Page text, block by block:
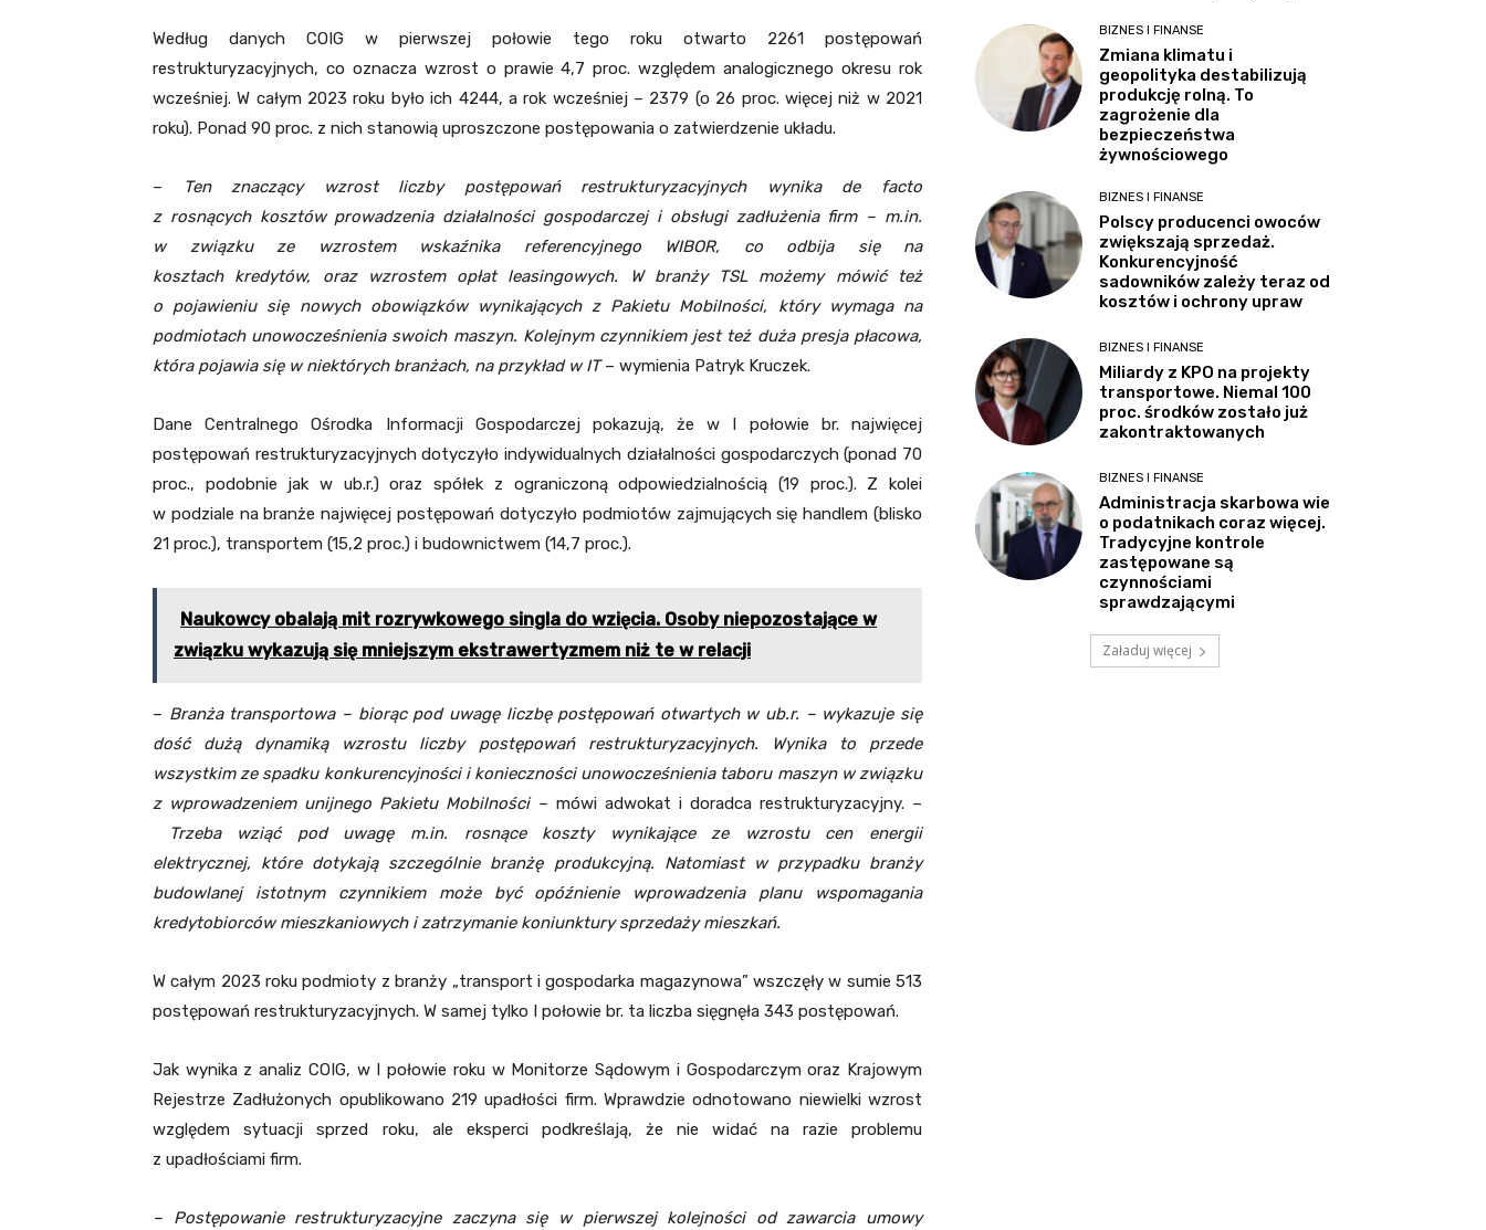
Według danych COIG w pierwszej połowie tego roku otwarto 2261 postępowań
restrukturyzacyjnych, co oznacza wzrost o prawie 4,7 proc. względem analogicznego okresu rok
wcześniej. W całym 2023 roku było ich 4244, a rok wcześniej – 2379 (o 26 proc. więcej niż w 2021
roku). Ponad 90 proc. z nich stanowią uproszczone postępowania o zatwierdzenie układu.
– Ten znaczący wzrost liczby postępowań restrukturyzacyjnych wynika de facto
z rosnących kosztów prowadzenia działalności gospodarczej i obsługi zadłużenia firm – m.in.
w związku ze wzrostem wskaźnika referencyjnego WIBOR, co odbija się na
kosztach kredytów, oraz wzrostem opłat leasingowych. W branży TSL możemy mówić też
o pojawieniu się nowych obowiązków wynikających z Pakietu Mobilności, który wymaga na
podmiotach unowocześnienia swoich maszyn. Kolejnym czynnikiem jest też duża presja płacowa,
która pojawia się w niektórych branżach, na przykład w IT– wymienia Patryk Kruczek.
Dane Centralnego Ośrodka Informacji Gospodarczej pokazują, że w I połowie br. najwięcej
postępowań restrukturyzacyjnych dotyczyło indywidualnych działalności gospodarczych (ponad 70
proc., podobnie jak w ub.r.) oraz spółek z ograniczoną odpowiedzialnością (19 proc.). Z kolei
w podziale na branże najwięcej postępowań dotyczyło podmiotów zajmujących się handlem (blisko
21 proc.), transportem (15,2 proc.) i budownictwem (14,7 proc.).
Naukowcy obalają mit rozrywkowego singla do wzięcia. Osoby niepozostające w
związku wykazują się mniejszym ekstrawertyzmem niż te w relacji
– Branża transportowa – biorąc pod uwagę liczbę postępowań otwartych w ub.r. – wykazuje się
dość dużą dynamiką wzrostu liczby postępowań restrukturyzacyjnych. Wynika to przede
wszystkim ze spadku konkurencyjności i konieczności unowocześnienia taboru maszyn w związku
z wprowadzeniem unijnego Pakietu Mobilności – mówi adwokat i doradca restrukturyzacyjny. –
Trzeba wziąć pod uwagę m.in. rosnące koszty wynikające ze wzrostu cen energii
elektrycznej, które dotykają szczególnie branżę produkcyjną. Natomiast w przypadku branży
budowlanej istotnym czynnikiem może być opóźnienie wprowadzenia planu wspomagania
kredytobiorców mieszkaniowych i zatrzymanie koniunktury sprzedaży mieszkań.
W całym 2023 roku podmioty z branży „transport i gospodarka magazynowa” wszczęły w sumie 513
postępowań restrukturyzacyjnych. W samej tylko I połowie br. ta liczba sięgnęła 343 postępowań.
Jak wynika z analiz COIG, w I połowie roku w Monitorze Sądowym i Gospodarczym oraz Krajowym
Rejestrze Zadłużonych opublikowano 219 upadłości firm. Wprawdzie odnotowano niewielki wzrost
względem sytuacji sprzed roku, ale eksperci podkreślają, że nie widać na razie problemu
z upadłościami firm.
– Postępowanie restrukturyzacyjne zaczyna się w pierwszej kolejności od zawarcia umowy
BIZNES I FINANSE
Zmiana klimatu i
geopolityka destabilizują
produkcję rolną. To
zagrożenie dla
bezpieczeństwa
żywnościowego
BIZNES I FINANSE
Polscy producenci owoców
zwiększają sprzedaż.
Konkurencyjność
sadowników zależy teraz od
kosztów i ochrony upraw
BIZNES I FINANSE
Miliardy z KPO na projekty
transportowe. Niemal 100
proc. środków zostało już
zakontraktowanych
BIZNES I FINANSE
Administracja skarbowa wie
o podatnikach coraz więcej.
Tradycyjne kontrole
zastępowane są
czynnościami
sprawdzającymi
Załaduj więcej